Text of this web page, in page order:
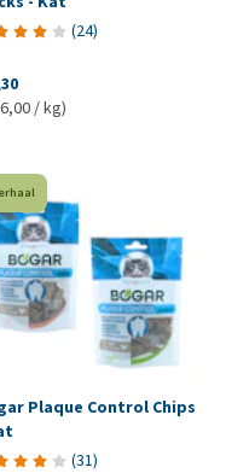
(24)
/ kg)
Plaque Control Chips
(31)